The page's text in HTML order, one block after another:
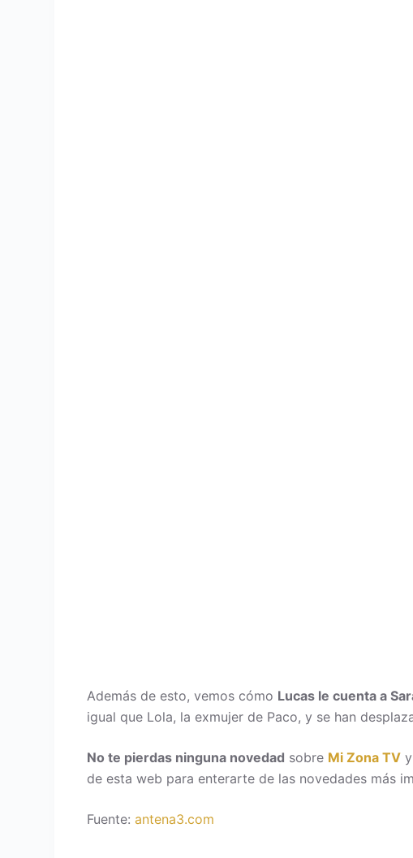
Además de esto, vemos cómo Lucas le cuenta a
igual que Lola, la exmujer de Paco, y se han
No te pierdas ninguna novedad sobre Mi Zona TV
de esta web para enterarte de las novedades más
Fuente:antena3.com